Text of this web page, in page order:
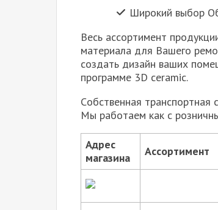
Широкий выбор
Весь ассортимент
материала для Вашего
создать дизайн ваших
программе 3D ceramic.
Cобственная
Мы работаем как с
Адрес
магазина
Ассортимент